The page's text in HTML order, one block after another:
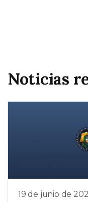
Noticias
19 de junio de